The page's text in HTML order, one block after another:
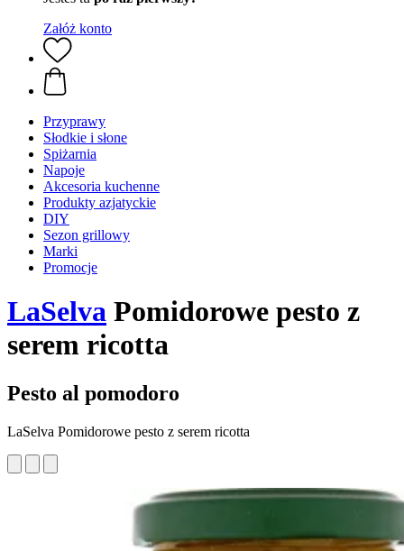
Załóż konto
Przyprawy
Słodkie i słone
Spiżarnia
Napoje
Akcesoria kuchenne
Produkty azjatyckie
DIY
Sezon grillowy
Marki
Promocje
LaSelva Pomidorowe pesto z
serem ricotta
Pesto al pomodoro
LaSelva Pomidorowe pesto z serem ricotta